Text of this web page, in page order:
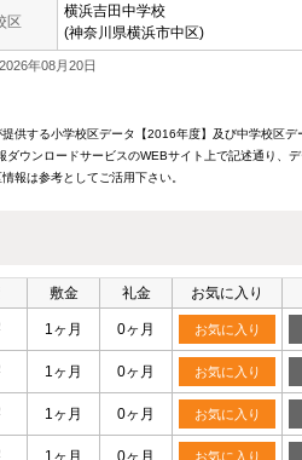
区
横浜吉田中学校
(神奈川県横浜市中区)
年08月20日
供する小学校区データ【2016年度】及び中学校区
ウンロードサービスのWEBサイト上で記述通り、
報は参考としてご活用下さい。
敷金 礼金 お気に入り
1ヶ月 0ヶ月 お気に入り
1ヶ月 0ヶ月 お気に入り
1ヶ月 0ヶ月 お気に入り
1ヶ月 0ヶ月 お気に入り